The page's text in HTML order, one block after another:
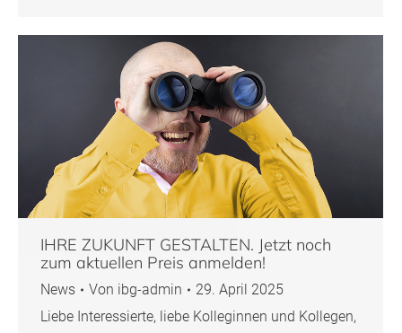
IHRE ZUKUNFT GESTALTEN. Jetzt noch
zum aktuellen Preis anmelden!
News Von ibg-admin
29. April 2025
Liebe Interessierte, liebe Kolleginnen und Kollegen,